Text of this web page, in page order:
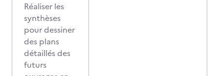
Réaliser les
synthèses
pour dessiner
des plans
détaillés des
futurs